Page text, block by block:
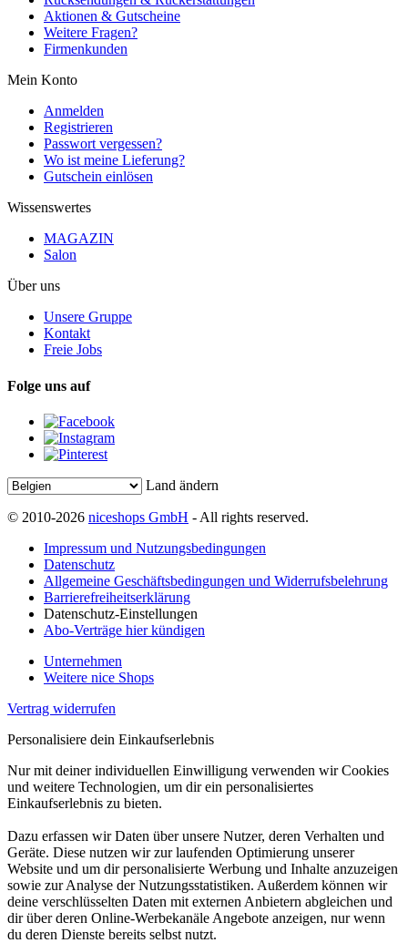
Aktionen & Gutscheine
Weitere Fragen?
Firmenkunden
Mein Konto
Anmelden
Registrieren
Passwort vergessen?
Wo ist meine Lieferung?
Gutschein einlösen
Wissenswertes
MAGAZIN
Salon
Über uns
Unsere Gruppe
Kontakt
Freie Jobs
Folge uns auf
Land ändern
© 2010-2026 niceshops GmbH - All rights reserved.
Impressum und Nutzungsbedingungen
Datenschutz
Allgemeine Geschäftsbedingungen und Widerrufsbelehrung
Barrierefreiheitserklärung
Datenschutz-Einstellungen
Abo-Verträge hier kündigen
Unternehmen
Weitere nice Shops
Vertrag widerrufen
Personalisiere dein Einkaufserlebnis
Nur mit deiner individuellen Einwilligung verwenden wir Cookies
und weitere Technologien, um dir ein personalisiertes
Einkaufserlebnis zu bieten.
Dazu erfassen wir Daten über unsere Nutzer, deren Verhalten und
Geräte. Diese nutzen wir zur laufenden Optimierung unserer
Website und um dir personalisierte Werbung und Inhalte anzuzeigen
sowie zur Analyse der Nutzungsstatistiken. Außerdem können wir
deine verschlüsselten Daten mit externen Anbietern abgleichen und
dir über deren Online-Werbekanäle Angebote anzeigen, nur wenn
du deren Dienste bereits selbst nutzt.